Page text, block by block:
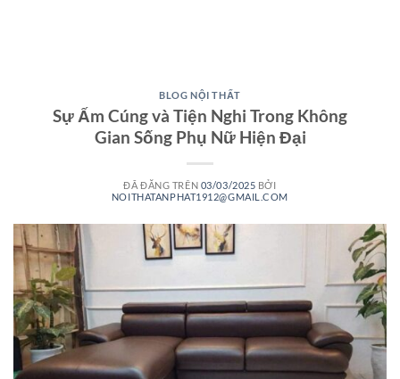
BLOG NỘI THẤT
Sự Ấm Cúng và Tiện Nghi Trong Không
Gian Sống Phụ Nữ Hiện Đại
ĐÃ ĐĂNG TRÊN 03/03/2025 BỞI
NOITHATANPHAT1912@GMAIL.COM